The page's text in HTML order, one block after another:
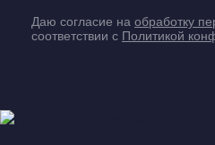
Даю согласие на обработку
соответствии с Политикой